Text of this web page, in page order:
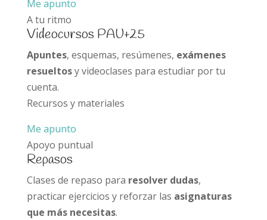
Me apunto
A tu ritmo
Videocursos PAU+25
Apuntes, esquemas, resúmenes, exámenes
resueltosy videoclases para estudiar por tu
cuenta.
Recursos y materiales
Me apunto
Apoyo puntual
Repasos
Clases de repaso para resolver dudas,
practicar ejercicios y reforzar las asignaturas
que más necesitas.